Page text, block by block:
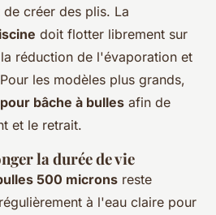
créer des plis. La
doit flotter librement sur
réduction de l'évaporation et
les modèles plus grands,
bâche à bulles afin de
et le retrait.
la durée de vie
500 microns reste
à l'eau claire pour